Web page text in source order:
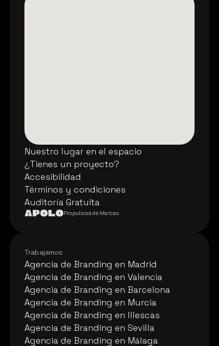
Trabajamos
Agencia de Branding en Madrid
Agencia de Branding en Madrid
Agencia de Branding en Valencia
Agencia de Branding en Valencia
Agencia de Branding en Barcelona
Agencia de Branding en Barcelona
Agencia de Branding en Murcia
Agencia de Branding en Murcia
Agencia de Branding en Illescas
Agencia de Branding en Illescas
Agencia de Branding en Sevilla
Agencia de Branding en Sevilla
Agencia de Branding en Málaga
Nuestro lugar en el espacio
Nuestro lugar en el espacio
¿Tienes un proyecto?
¿Tienes un proyecto?
Accesibilidad
Accesibilidad
Términos y condiciones
Términos y condiciones
Auditoría Gratuita
Auditoría Gratuita
Propulsora de Marcas